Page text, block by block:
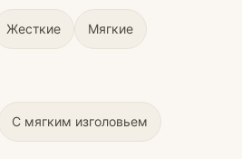
Жесткие Мягкие
С мягким изголовьем